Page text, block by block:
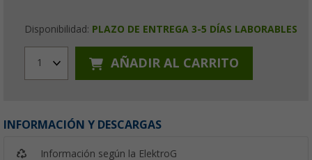
Disponibilidad: PLAZO DE ENTREGA 3-5 DÍAS LABORABLES
1 AÑADIR AL CARRITO
INFORMACIÓN Y DESCARGAS
Información según la ElektroG